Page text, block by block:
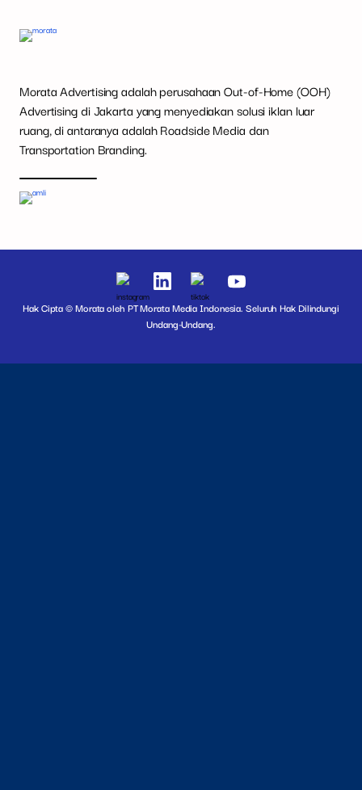
Morata Advertising adalah perusahaan Out-of-Home (OOH)
Advertising di Jakarta yang menyediakan solusi iklan luar
ruang, di antaranya adalah Roadside Media dan
Transportation Branding.
Hak Cipta © Morata oleh PT Morata Media Indonesia. Seluruh Hak Dilindungi
Undang-Undang.